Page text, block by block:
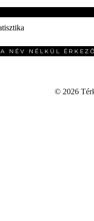
A NÉV NÉLKÜL
© 2026